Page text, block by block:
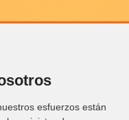
esfuerzos están